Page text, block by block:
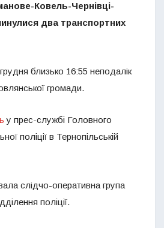
Ковель-Чернівці-
два транспортних
близько 16:55 неподалік
громади.
у прес-службі Головного
поліції в Тернопільській
слідчо-оперативна група
поліції.